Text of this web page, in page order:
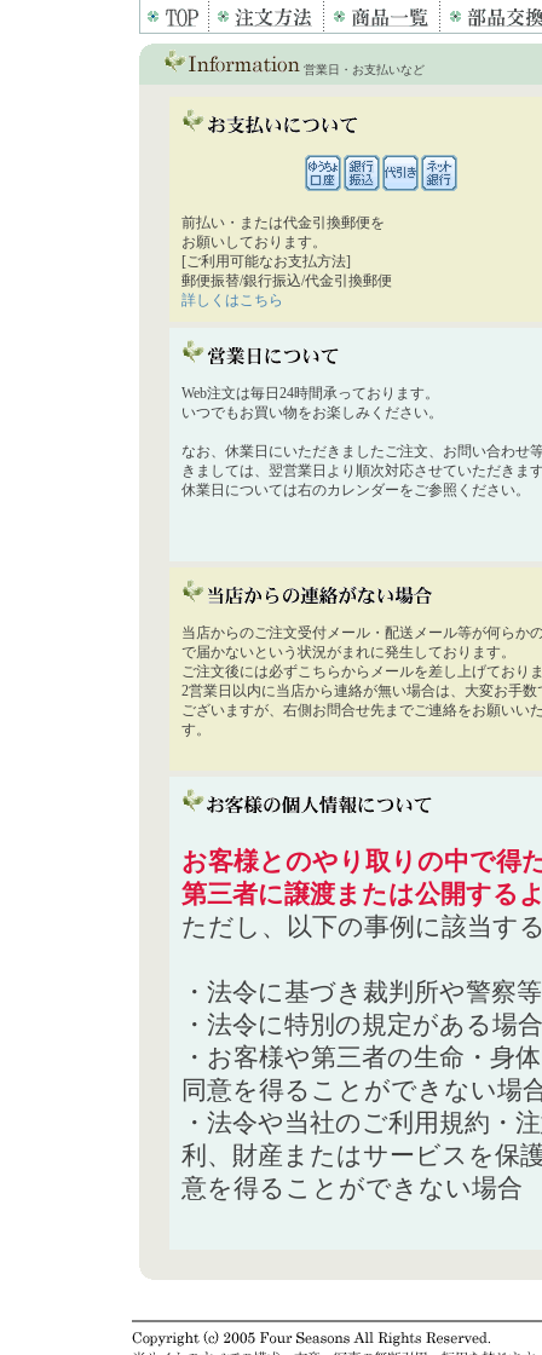
営業日・お支払いなど
前払い・または代金引換郵便を
お願いしております。
[ご利用可能なお支払方法]
郵便振替/銀行振込/代金引換郵便
詳しくはこちら
Web注文は毎日24時間承っております。
いつでもお買い物をお楽しみください。
なお、休業日にいただきましたご注文、お問い合わせ
きましては、翌営業日より順次対応させていただきま
休業日については右のカレンダーをご参照ください。
当店からのご注文受付メール・配送メール等が何らか
で届かないという状況がまれに発生しております。
ご注文後には必ずこちらからメールを差し上げており
2営業日以内に当店から連絡が無い場合は、大変お手数
ございますが、右側お問合せ先までご連絡をお願いい
す。
お客様とのやり取りの中で得
第三者に譲渡または公開する
ただし、以下の事例に該当す
・法令に基づき裁判所や警察
・法令に特別の規定がある場合
・お客様や第三者の生命・身
同意を得ることができない場
・法令や当社のご利用規約・
利、財産またはサービスを保
意を得ることができない場合